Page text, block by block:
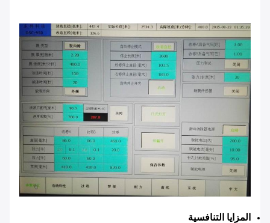
المزايا التنافسية